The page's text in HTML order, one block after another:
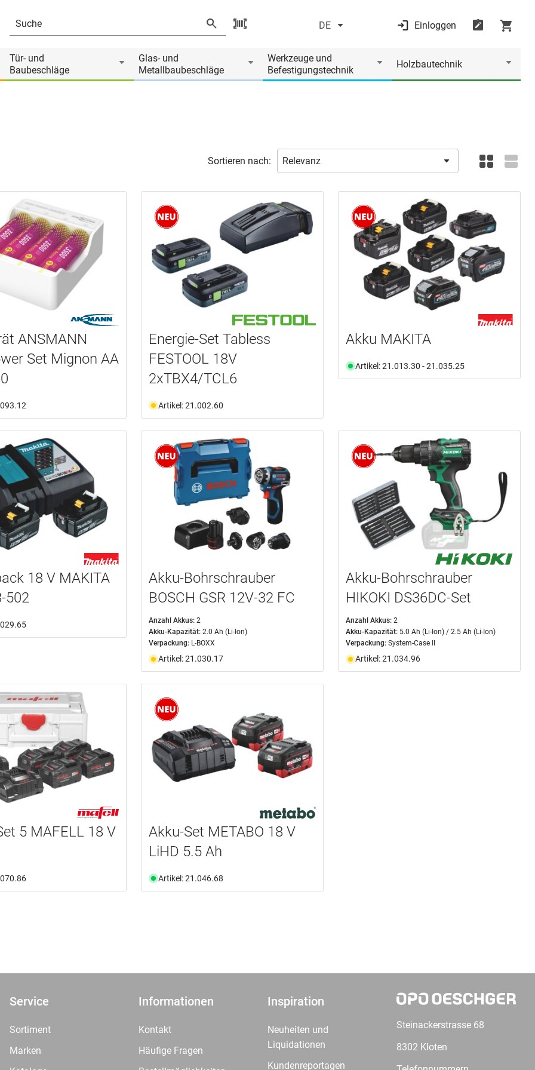
DE Einloggen
Tür- und
Baubeschläge
Glas- und
Metallbaubeschläge
Werkzeuge und
Befestigungstechnik
Holzbautechnik
Sortieren nach:
ANSMANN
Set Mignon AA
Energie-Set Tabless
FESTOOL 18V
2xTBX4/TCL6
Artikel: 21.002.60
Akku MAKITA
Artikel: 21.013.30 - 21.035.25
18 V MAKITA
502
Akku-Bohrschrauber
BOSCH GSR 12V-32 FC
Anzahl Akkus: 2
Akku-Kapazität: 2.0 Ah (Li-Ion)
Verpackung: L-BOXX
Artikel: 21.030.17
Akku-Bohrschrauber
HIKOKI DS36DC-Set
Anzahl Akkus: 2
Akku-Kapazität: 5.0 Ah (Li-Ion) / 2.5 Ah (Li-Ion)
Verpackung: System-Case II
Artikel: 21.034.96
5 MAFELL 18 V
Akku-Set METABO 18 V
LiHD 5.5 Ah
Artikel: 21.046.68
Service
Sortiment
Marken
Informationen
Kontakt
Häufige Fragen
Inspiration
Neuheiten und
Liquidationen
Kundenreportagen
Steinackerstrasse 68
8302 Kloten